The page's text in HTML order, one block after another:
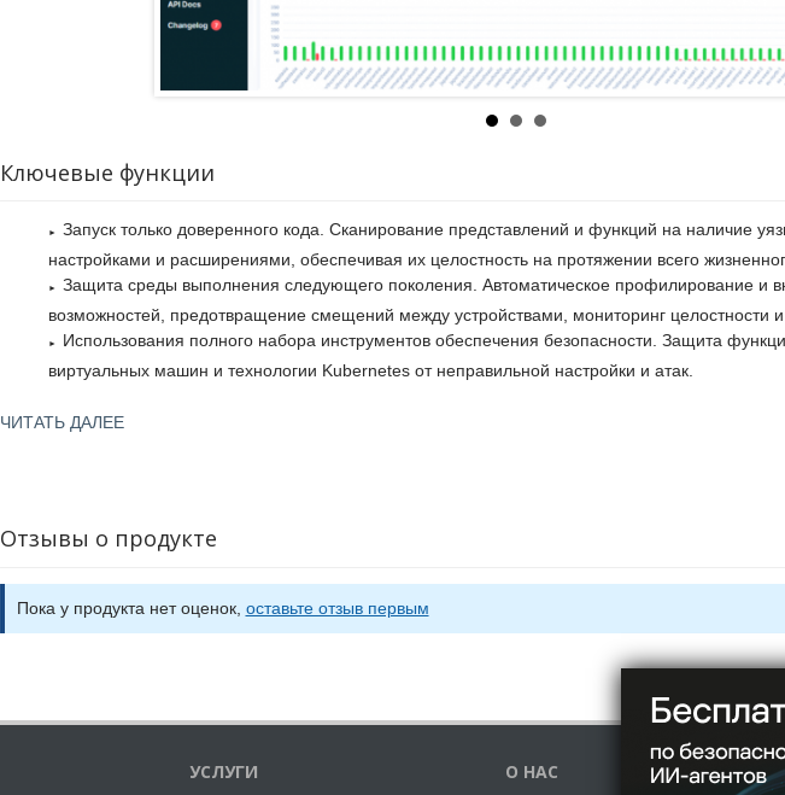
Ключевые функции
Запуск только доверенного кода. Сканирование представлений и функций на наличие
настройками и расширениями, обеспечивая их целостность на протяжении всего
Защита среды выполнения следующего поколения. Автоматическое профилирование и
возможностей, предотвращение смещений между устройствами, мониторинг целостности и
Использования полного набора инструментов обеспечения безопасности. Защита
виртуальных машин и технологии Kubernetes от неправильной настройки и атак.
интерфейса и интеграции с оркестраторами и облачной конфигурацией.
публичных или гибридных облаках.
ЧИТАТЬ ДАЛЕЕ
Отзывы о продукте
Пока у продукта нет оценок, оставьте отзыв первым
УСЛУГИ
О НАС